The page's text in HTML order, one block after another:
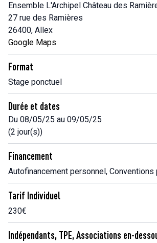
Ensemble L'Archipel Château des
27 rue des Ramières
26400, Allex
Google Maps
Format
Stage ponctuel
Durée et dates
Du 08/05/25 au 09/05/25
(2 jour(s))
Financement
Autofinancement personnel,
Tarif Individuel
230€
Indépendants, TPE, Associations en-